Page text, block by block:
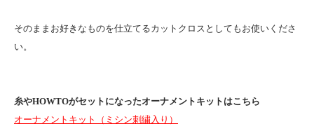
そのままお好きなものを仕立てるカットクロスとしてもお使いくださ
い。
糸やHOWTOがセットになったオーナメントキットはこちら
オーナメントキット（ミシン刺繍入り）